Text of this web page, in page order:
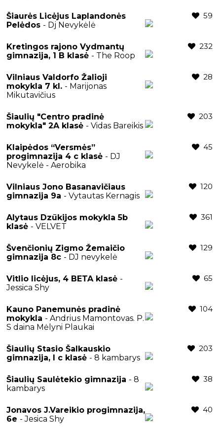
Šiaurės Licėjus Laplandonės
Pelėdos - Dj Nevykėlė
59
Kretingos rajono Vydmantų
gimnazija, 1 B klasė - The Roop
232
Vilniaus Valdorfo Žalioji
mokykla 7 kl. - Marijonas
Mikutavičius
28
Šiaulių "Centro pradinė
mokykla" 2A klasė - Vidas Bareikis
203
Klaipėdos “Versmės”
progimnazija 4 c klasė - DJ
Nevykelė - Aerobika
45
Vilniaus Jono Basanavičiaus
gimnazija 9a - Vytautas Kernagis
120
Alytaus Dzūkijos mokykla 5b
klasė - VELVET
361
Švenčionių Zigmo Žemaičio
gimnazija 8c - DJ nevykelė
129
Vitlio licėjus, 4 BETA klasė -
Jessica Shy
65
Kauno Panemunės pradinė
mokykla - Andrius Mamontovas. P.
S daina Mėlyni Plaukai
104
Šiaulių Stasio Šalkauskio
gimnazija, I c klasė - 8 kambarys
203
Šiaulių Saulėtekio gimnazija - 8
kambarys
38
Jonavos J.Vareikio progimnazija,
6e - Jesica Shy
40